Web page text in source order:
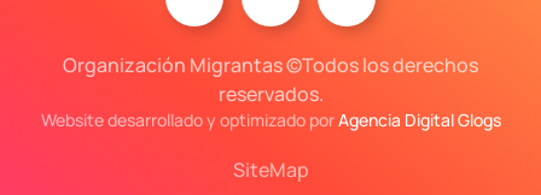
Organización Migrantas ©Todos los derechos
reservados.
Website desarrollado y optimizado porAgencia Digital Glogs
SiteMap